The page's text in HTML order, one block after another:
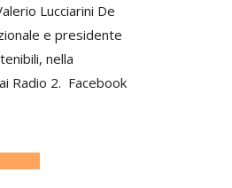
Lucciarini De
e presidente
nella
Radio 2. Facebook